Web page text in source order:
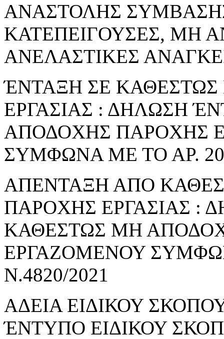
ΑΝΑΣΤΟΛΗΣ
ΚΑΤΕΠΕΙΓΟΥΣΕΣ, ΜΗ
ΑΝΕΛΑΣΤΙΚΕΣ
ΈΝΤΑΞΗ ΣΕ
ΕΡΓΑΣΙΑΣ : ΔΗΛΩΣΗ
ΑΠΟΔΟΧΗΣ ΠΑΡΟΧΗΣ
ΣΥΜΦΩΝΑ ΜΕ ΤΟ ΑΡ.
ΑΠΕΝΤΑΞΗ ΑΠΟ
ΠΑΡΟΧΗΣ ΕΡΓΑΣΙΑΣ :
ΚΑΘΕΣΤΩΣ ΜΗ
ΕΡΓΑΖΟΜΕΝΟΥ
Ν.4820/2021
ΑΔΕΙΑ ΕΙΔΙΚΟΥ
ΈΝΤΥΠΟ ΕΙΔΙΚΟΥ